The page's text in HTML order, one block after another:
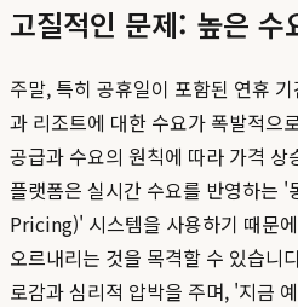
고질적인 문제: 높은 수
주말, 특히 공휴일이 포함된 연휴
과 리조트에 대한 수요가 폭발적으
공급과 수요의 원칙에 따라 가격
플랫폼은 실시간 수요를 반영하는
Pricing)' 시스템을 사용하기 때문
오르내리는 것을 목격할 수 있습니
로감과 심리적 압박을 주며, '지금